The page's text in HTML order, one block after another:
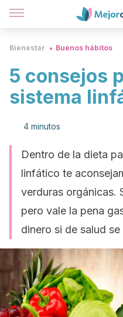
Bienestar Buenos hábitos
5 consejos
sistema
4 minutos
Dentro de la dieta
linfático te
verduras orgánicas.
pero vale la pena
dinero si de salud se